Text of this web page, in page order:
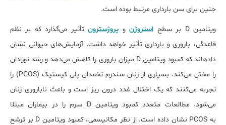
جنین برای سن بارداری مرتبط بوده است.
ویتامین D بر سطح استروژنو پروژسترونتأثیر می‌گذارد که بر نظم
قاعدگی، باروری و بارداری تأثیر خواهد داشت. آزمایش‌های حیوانی نشان
داده‎اند که کمبود ویتامین D میزان باروری را کاهش می‌دهد و رشد نوزادان
را مختل می‌کند. بسیاری از زنان سندرم تخمدان پلی کیستیک (PCOS) را
تجربه می‌کنند که یک اختلال غدد درون ریز است و باعث ناباروری زنان
می‌شود. مطالعات متعدد کمبود ویتامین D سرم را در بیماران مبتلا
به PCOS نشان داده است. از نظر مکانیسمی، کمبود ویتامین D بر ترشح